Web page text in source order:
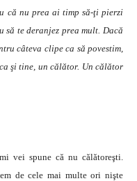
că nu prea ai timp să-ţi pierzi
să te deranjez prea mult. Dacă
câteva clipe ca să povestim,
şi tine, un călător. Un călător
vei spune că nu călătoreşti.
de cele mai multe ori nişte